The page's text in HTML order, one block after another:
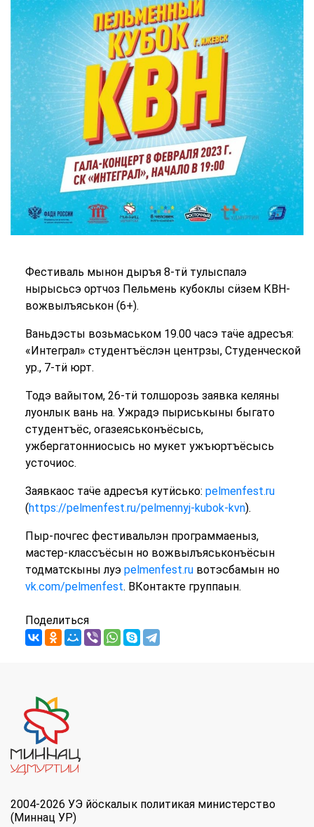
Фестиваль мынон дыръя 8-тӥ тулыспалэ
нырысьсэ ортчоз Пельмень кубоклы сӥзем КВН-
вожвылъяськон (6+).
Ваньдэсты возьмаськом 19.00 часэ таӵе адресъя:
«Интеграл» студентъёслэн центрзы, Студенческой
ур., 7-тӥ юрт.
Тодэ вайытом, 26-тӥ толшорозь заявка келяны
луонлык вань на. Ужрадэ пыриськыны быгато
студентъёс, огазеяськонъёсысь,
ужбергатонниосысь но мукет ужъюртъёсысь
усточиос.
Заявкаос таӵе адресъя кутӥсько: pelmenfest.ru
(https://pelmenfest.ru/pelmennyj-kubok-kvn).
Пыр-почгес фестивальлэн программаеныз,
мастер-классъёсын но вожвылъяськонъёсын
тодматскыны луэ pelmenfest.ruвотэсбамын но
vk.com/pelmenfest. ВКонтакте группаын.
Поделиться
2004-2026 УЭ йöскалык политикая министерство
(Миннац УР)